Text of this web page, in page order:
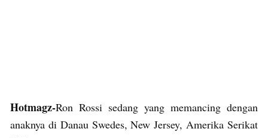
Hotmagz-Ron Rossi sedang yang memancing dengan
anaknya di Danau Swedes, New Jersey, Amerika Serikat